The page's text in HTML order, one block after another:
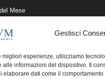
Gestisci
migliori esperienze, utilizziamo
alle informazioni del dispositivo. Il
elaborare dati come il
Mese
e Risorse On-Line
della Redazione